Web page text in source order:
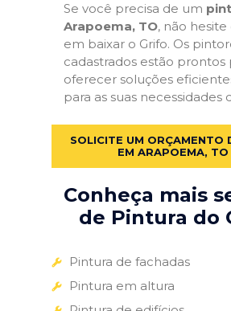
Se você precisa de um
Arapoema, TO, não
em baixar o Grifo. Os
cadastrados estão prontos
oferecer soluções
para as suas necessidades
SOLICITE UM ORÇAMENTO
EM ARAPOEMA, TO
Conheça mais
de Pintura do
Pintura de fachadas
Pintura em altura